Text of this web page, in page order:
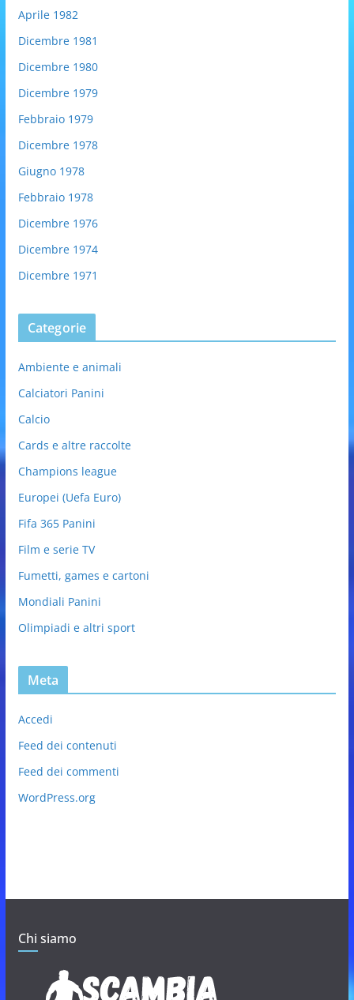
Aprile 1982
Dicembre 1981
Dicembre 1980
Dicembre 1979
Febbraio 1979
Dicembre 1978
Giugno 1978
Febbraio 1978
Dicembre 1976
Dicembre 1974
Dicembre 1971
Categorie
Ambiente e animali
Calciatori Panini
Calcio
Cards e altre raccolte
Champions league
Europei (Uefa Euro)
Fifa 365 Panini
Film e serie TV
Fumetti, games e cartoni
Mondiali Panini
Olimpiadi e altri sport
Meta
Accedi
Feed dei contenuti
Feed dei commenti
WordPress.org
Chi siamo